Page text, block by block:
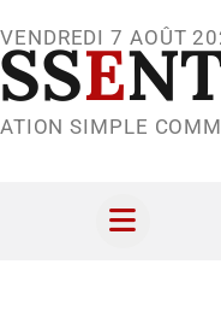
VENDREDI 7 AOÛT
SSE
SIMPLE